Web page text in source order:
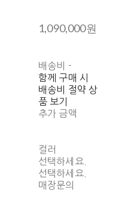
1,090,000원
배송비 -
함께 구매 시
배송비 절약 상
품 보기
추가 금액
컬러
선택하세요.
선택하세요.
매장문의